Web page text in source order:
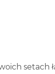
setach